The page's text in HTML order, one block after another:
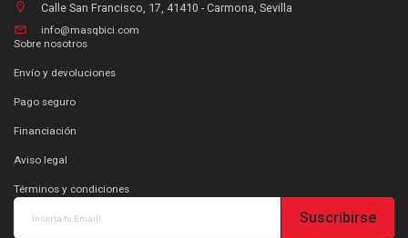
Calle San Francisco, 17, 41410 - Carmona, Sevilla
info@masqbici.com
Sobre nosotros
Envío y devoluciones
Pago seguro
Financiación
Aviso legal
Términos y condiciones
Suscribirse